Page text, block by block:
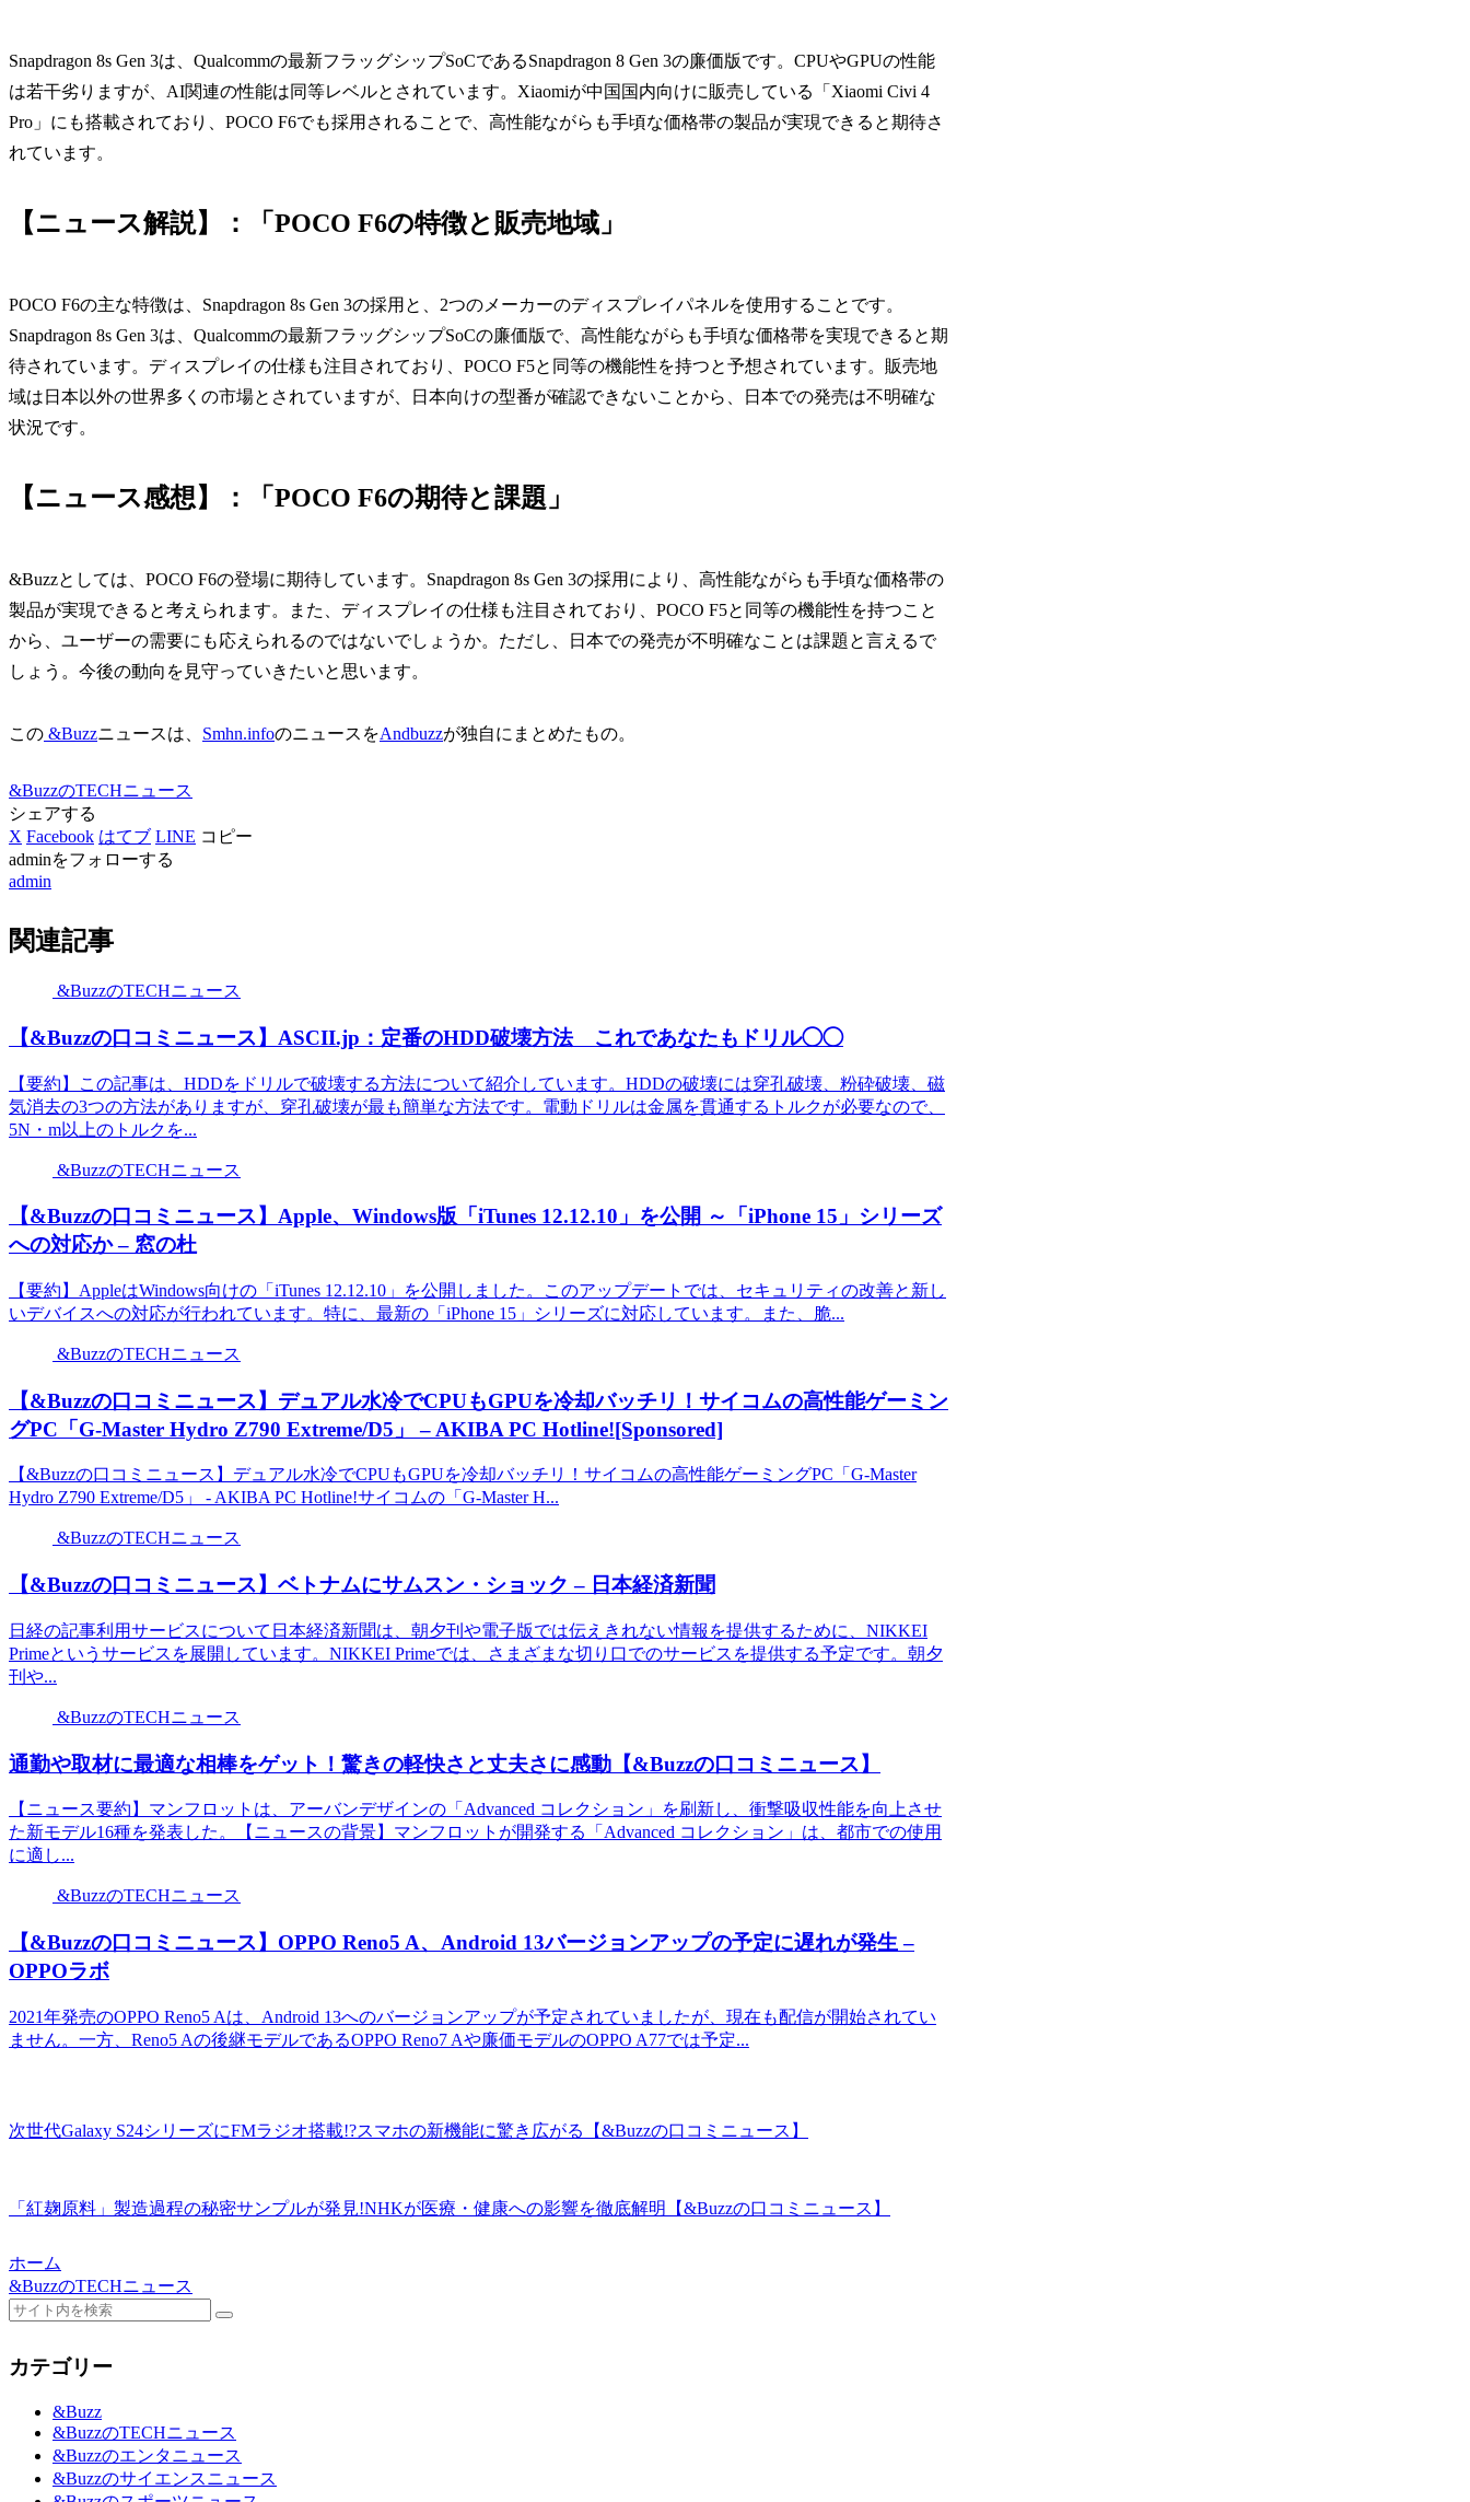
Snapdragon 8s Gen 3は、Qualcommの最新フラッグシップSoCであるSnapdragon 8 Gen 3の廉価版です。CPUやGPUの性能
は若干劣りますが、AI関連の性能は同等レベルとされています。Xiaomiが中国国内向けに販売している「Xiaomi Civi 4
Pro」にも搭載されており、POCO F6でも採用されることで、高性能ながらも手頃な価格帯の製品が実現できると期待さ
れています。
【ニュース解説】：「POCO F6の特徴と販売地域」
POCO F6の主な特徴は、Snapdragon 8s Gen 3の採用と、2つのメーカーのディスプレイパネルを使用することです。
Snapdragon 8s Gen 3は、Qualcommの最新フラッグシップSoCの廉価版で、高性能ながらも手頃な価格帯を実現できると期
待されています。ディスプレイの仕様も注目されており、POCO F5と同等の機能性を持つと予想されています。販売地
域は日本以外の世界多くの市場とされていますが、日本向けの型番が確認できないことから、日本での発売は不明確な
状況です。
【ニュース感想】：「POCO F6の期待と課題」
&Buzzとしては、POCO F6の登場に期待しています。Snapdragon 8s Gen 3の採用により、高性能ながらも手頃な価格帯の
製品が実現できると考えられます。また、ディスプレイの仕様も注目されており、POCO F5と同等の機能性を持つこと
から、ユーザーの需要にも応えられるのではないでしょうか。ただし、日本での発売が不明確なことは課題と言えるで
しょう。今後の動向を見守っていきたいと思います。
この &Buzzニュースは、 Smhn.infoのニュースをAndbuzzが独自にまとめたもの。
&BuzzのTECHニュース
シェアする
X Facebook はてブ LINE コピー
adminをフォローする
admin
関連記事
&BuzzのTECHニュース
【&Buzzの口コミニュース】ASCII.jp：定番のHDD破壊方法 これであなたもドリル◯◯
【要約】この記事は、HDDをドリルで破壊する方法について紹介しています。HDDの破壊には穿孔破壊、粉砕破壊、磁
気消去の3つの方法がありますが、穿孔破壊が最も簡単な方法です。電動ドリルは金属を貫通するトルクが必要なので、
5N・m以上のトルクを...
&BuzzのTECHニュース
【&Buzzの口コミニュース】Apple、Windows版「iTunes 12.12.10」を公開 ～「iPhone 15」シリーズ
への対応か – 窓の杜
【要約】AppleはWindows向けの「iTunes 12.12.10」を公開しました。このアップデートでは、セキュリティの改善と新し
いデバイスへの対応が行われています。特に、最新の「iPhone 15」シリーズに対応しています。また、脆...
&BuzzのTECHニュース
【&Buzzの口コミニュース】デュアル水冷でCPUもGPUを冷却バッチリ！サイコムの高性能ゲーミン
グPC「G-Master Hydro Z790 Extreme/D5」 – AKIBA PC Hotline![Sponsored]
【&Buzzの口コミニュース】デュアル水冷でCPUもGPUを冷却バッチリ！サイコムの高性能ゲーミングPC「G-Master
Hydro Z790 Extreme/D5」 - AKIBA PC Hotline!サイコムの「G-Master H...
&BuzzのTECHニュース
【&Buzzの口コミニュース】ベトナムにサムスン・ショック – 日本経済新聞
日経の記事利用サービスについて日本経済新聞は、朝夕刊や電子版では伝えきれない情報を提供するために、NIKKEI
Primeというサービスを展開しています。NIKKEI Primeでは、さまざまな切り口でのサービスを提供する予定です。朝夕
刊や...
&BuzzのTECHニュース
通勤や取材に最適な相棒をゲット！驚きの軽快さと丈夫さに感動【&Buzzの口コミニュース】
【ニュース要約】マンフロットは、アーバンデザインの「Advanced コレクション」を刷新し、衝撃吸収性能を向上させ
た新モデル16種を発表した。【ニュースの背景】マンフロットが開発する「Advanced コレクション」は、都市での使用
に適し...
&BuzzのTECHニュース
【&Buzzの口コミニュース】OPPO Reno5 A、Android 13バージョンアップの予定に遅れが発生 –
OPPOラボ
2021年発売のOPPO Reno5 Aは、Android 13へのバージョンアップが予定されていましたが、現在も配信が開始されてい
ません。一方、Reno5 Aの後継モデルであるOPPO Reno7 Aや廉価モデルのOPPO A77では予定...
次世代Galaxy S24シリーズにFMラジオ搭載!?スマホの新機能に驚き広がる【&Buzzの口コミニュース】
「紅麹原料」製造過程の秘密サンプルが発見!NHKが医療・健康への影響を徹底解明【&Buzzの口コミニュース】
ホーム
&BuzzのTECHニュース
カテゴリー
&Buzz
&BuzzのTECHニュース
&Buzzのエンタニュース
&Buzzのサイエンスニュース